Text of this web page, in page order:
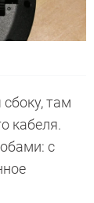
там
кабеля.
с